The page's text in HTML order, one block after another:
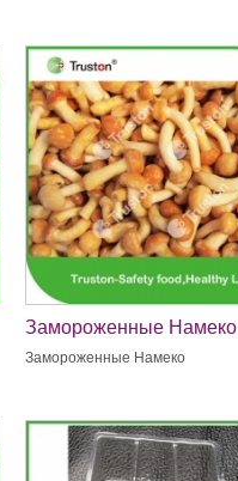
Замороженные Намеко
Замороженные Намеко